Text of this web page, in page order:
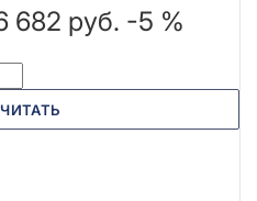
682 руб. -5 %